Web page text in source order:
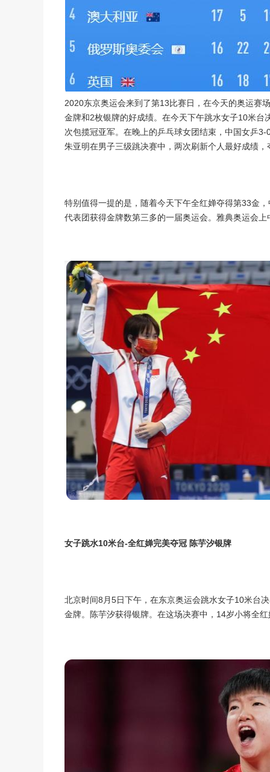
2020东京奥运会来到了第13比赛日，在今天的奥运赛
金牌和2枚银牌的好成绩。在今天下午跳水女子10米
次包揽冠亚军。在晚上的乒乓球女团结束，中国女乒
朱亚明在男子三级跳决赛中，两次刷新个人最好成绩
特别值得一提的是，随着今天下午全红婵夺得第33金
代表团获得金牌数第三多的一届奥运会。雅典奥运会
女子跳水10米台-全红婵完美夺冠 陈芋汐银牌
北京时间8月5日下午，在东京奥运会跳水女子10米台
金牌。陈芋汐获得银牌。在这场决赛中，14岁小将全